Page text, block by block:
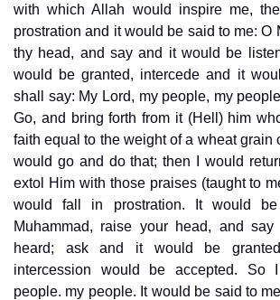
with which Allah would inspire me,
prostration and it would be said to me: O
thy head, and say and it would be
would be granted, intercede and it
shall say: My Lord, my people, my
Go, and bring forth from it (Hell) him
faith equal to the weight of a wheat grain
would go and do that; then I would
extol Him with those praises (taught to
would fall in prostration. It would
Muhammad, raise your head, and
heard; ask and it would be
intercession would be accepted. So
people. my people. It would be said to